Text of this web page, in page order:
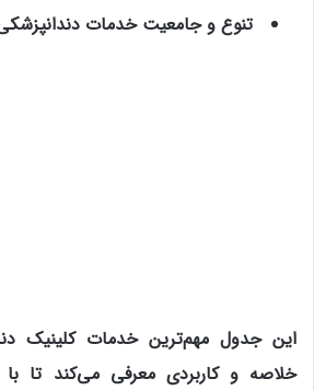
تنوع و جامعیت خدمات
این جدول مهم‌ترین خدمات کلینیک
خلاصه و کاربردی معرفی می‌کند تا